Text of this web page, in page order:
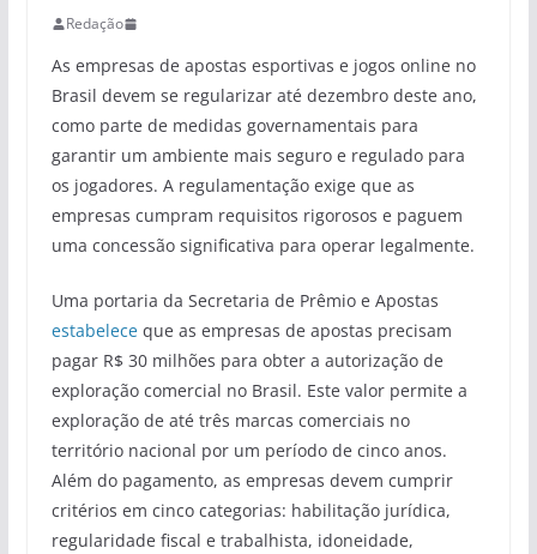
Redação
As empresas de apostas esportivas e jogos online no
Brasil devem se regularizar até dezembro deste ano,
como parte de medidas governamentais para
garantir um ambiente mais seguro e regulado para
os jogadores. A regulamentação exige que as
empresas cumpram requisitos rigorosos e paguem
uma concessão significativa para operar legalmente.
Uma portaria da Secretaria de Prêmio e Apostas
estabeleceque as empresas de apostas precisam
pagar R$ 30 milhões para obter a autorização de
exploração comercial no Brasil. Este valor permite a
exploração de até três marcas comerciais no
território nacional por um período de cinco anos.
Além do pagamento, as empresas devem cumprir
critérios em cinco categorias: habilitação jurídica,
regularidade fiscal e trabalhista, idoneidade,